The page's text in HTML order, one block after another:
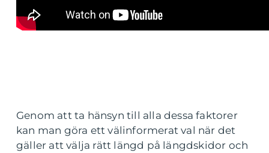
Genom att ta hänsyn till alla dessa faktorer
kan man göra ett välinformerat val när det
gäller att välja rätt längd på längdskidor och